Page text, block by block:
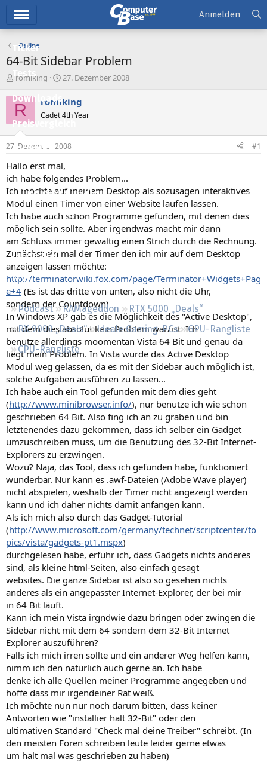
Ticker
Tests
Downloads
Preisvergleich
Forum
Aktuelles
Empfohlene Inhalte
Neue Beiträge
Neueste Aktivitäten
Leserartikel
Regeln
Podcast RAMageddon
RTX 5000 „Deals“
RX 9000 „Deals“
Ideale Gaming-PCs
GPU-Rangliste
CPU-Rangliste
Anmelden
Online
64-Bit Sidebar Problem
E
s
t
e
e
r
romiking
E
s
e
l
t
a
m
27. Dezember 2008
R romiking
Cadet 4th Year
27. Dezember 2008 #1
Hallo erst mal,
ich habe folgendes Problem...
Ich möchte auf meinem Desktop als sozusagen interaktives
Modul einen Timer von einer Website laufen lassen.
Ich habe auch schon Programme gefunden, mit denen dies
möglich sein sollte. Aber irgendwas macht mir dann
am Schluss immer gewaltig einen Strich durch die Rechnung.
Zunächst ein mal der Timer den ich mir auf dem Desktop
anzeigen lassen möchte:
http://terminatorwiki.fox.com/page/Terminator+Widgets+Pag
e+4 (Es ist das dritte von unten, also nicht die Uhr,
sondern der Countdown)
In Windows XP gab es die Möglichkeit des "Active Desktop",
mit dem dies absolut kein Problem war/ist. Ich
benutze allerdings moomentan Vista 64 Bit und genau da
liegt mein Problem. In Vista wurde das Active Desktop
Modul weg gelassen, da es mit der Sidebar auch möglich ist,
solche Aufgaben ausführen zu lassen...
Ich habe auch ein Tool gefunden mit dem dies geht
(http://www.minibrowser.info/), nur benutze ich wie schon
geschrieben 64 Bit. Also fing ich an zu graben und bin
letztenendes dazu gekommen, dass ich selber ein Gadget
umzuschreiben muss, um die Benutzung des 32-Bit Internet-
Explorers zu erzwingen.
Wozu? Naja, das Tool, dass ich gefunden habe, funktioniert
wunderbar. Nur kann es .awf-Dateien (Adobe Wave player)
nicht abspielen, weshalb der Timer nicht angezeigt werden
kann und ich daher nichts damit anfangen kann.
Als ich mich also durch das Gadget-Tutorial
(http://www.microsoft.com/germany/technet/scriptcenter/to
pics/vista/gadgets-pt1.mspx)
durchgelesen habe, erfuhr ich, dass Gadgets nichts anderes
sind, als kleine html-Seiten, also einfach gesagt
websites. Die ganze Sidebar ist also so gesehen nichts
anderes als ein angepasster Internet-Explorer, der bei mir
in 64 Bit läuft.
Kann ich mein Vista irgndwie dazu bringen oder zwingen die
Sidebar nicht mit dem 64 sondern dem 32-Bit Internet
Explorer auszuführen?
Falls ich mich irren sollte und ein anderer Weg helfen kann,
nimm ich den natürlich auch gerne an. Ich habe
denke ich alle Quellen meiner Programme angegeben und
hoffe dass mir irgendeiner Rat weiß.
Ich möchte nun nur noch darum bitten, dass keiner
Antworten wie "installier halt 32-Bit" oder den
ultimativen Standard "Check mal deine Treiber" schreibt. (In
den meisten Foren schreiben leute leider gerne etwas
um halt mal was geschrieben zu haben)